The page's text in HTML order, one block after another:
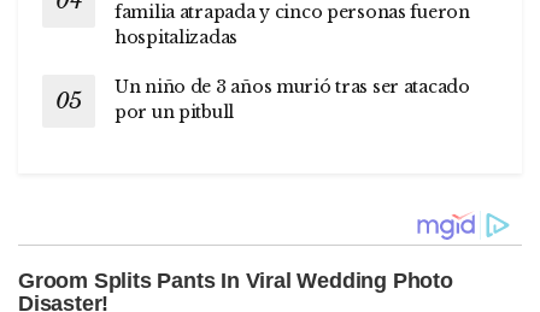
familia atrapada y cinco personas fueron
hospitalizadas
Un niño de 3 años murió tras ser atacado
por un pitbull